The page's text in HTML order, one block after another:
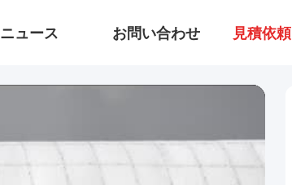
ニュース お問い合わせ 見積依頼